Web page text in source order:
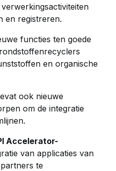
en registreren.
functies ten goede
en organische
ook nieuwe
om de integratie
Accelerator-
van applicaties van
te